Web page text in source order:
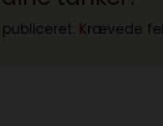
Krævede